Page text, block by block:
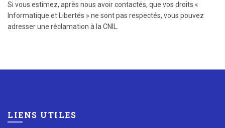
Si vous estimez, après nous avoir contactés, que vos droits «
Informatique et Libertés » ne sont pas respectés, vous pouvez
adresser une réclamation à la CNIL.
LIENS UTILES